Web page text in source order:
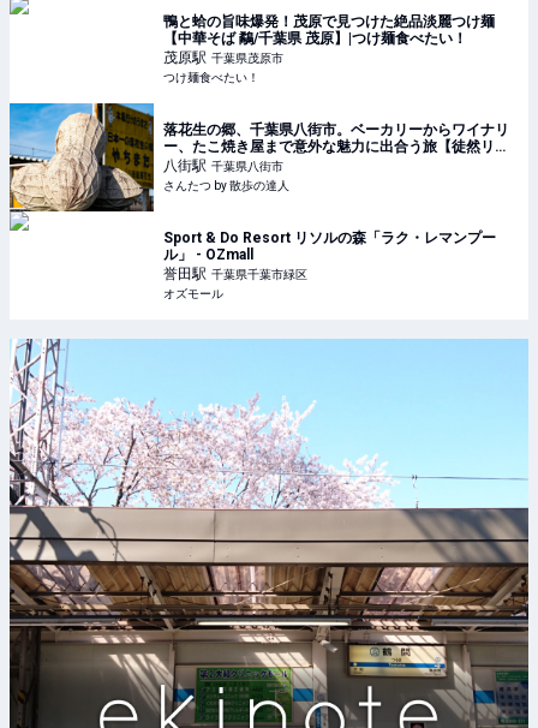
鴨と蛤の旨味爆発！茂原で見つけた絶品淡麗つけ麺
【中華そば 鷸/千葉県 茂原】|つけ麺食べたい！
茂原駅 千葉県茂原市
つけ麺食べたい！
落花生の郷、千葉県八街市。ベーカリーからワイナリ
ー、たこ焼き屋まで意外な魅力に出合う旅【徒然リト
ルジャーニー】｜さんたつ by 散歩の達人
八街駅 千葉県八街市
さんたつ by 散歩の達人
Sport & Do Resort リソルの森「ラク・レマンプー
ル」 - OZmall
誉田駅 千葉県千葉市緑区
オズモール